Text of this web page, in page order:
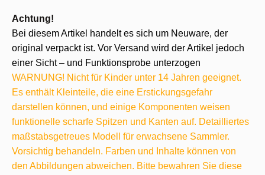
Achtung!
Bei diesem Artikel handelt es sich um Neuware, der
original verpackt ist. Vor Versand wird der Artikel jedoch
einer Sicht – und Funktionsprobe unterzogen
WARNUNG! Nicht für Kinder unter 14 Jahren geeignet.
Es enthält Kleinteile, die eine Erstickungsgefahr
darstellen können, und einige Komponenten weisen
funktionelle scharfe Spitzen und Kanten auf. Detailliertes
maßstabsgetreues Modell für erwachsene Sammler.
Vorsichtig behandeln. Farben und Inhalte können von
den Abbildungen abweichen. Bitte bewahren Sie diese